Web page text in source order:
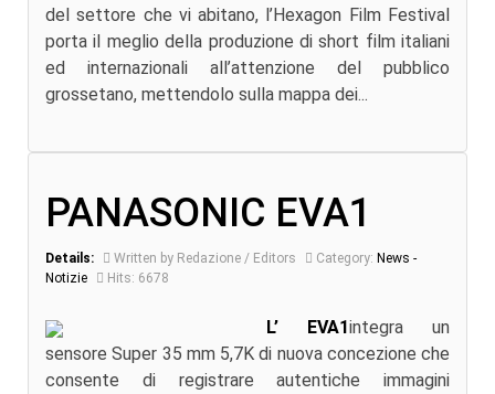
del settore che vi abitano, l’Hexagon Film Festival
porta il meglio della produzione di short film italiani
ed internazionali all’attenzione del pubblico
grossetano, mettendolo sulla mappa dei...
PANASONIC EVA1
Details: Written by Redazione / Editors Category: News -
Notizie
Hits: 6678
L’ EVA1integra un
sensore Super 35 mm 5,7K di nuova concezione che
consente di registrare autentiche immagini